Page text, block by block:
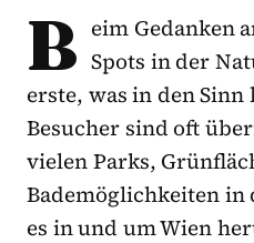
B eim Gedanken
Spots in der
erste, was in den
Besucher sind oft
vielen Parks,
Bademöglichkeiten
es in und um Wien